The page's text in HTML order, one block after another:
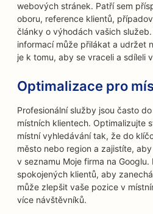
webových stránek. Patří sem
oboru, reference klientů,
články o výhodách vašich
informací může přilákat a udržet
je k tomu, aby se vraceli a sdíleli
Optimalizace pro
Profesionální služby jsou často
místních klientech. Optimalizujte
místní vyhledávání tak, že do
město nebo region a zajistíte,
v seznamu Moje firma na
spokojených klientů, aby
může zlepšit vaše pozice v
více návštěvníků.